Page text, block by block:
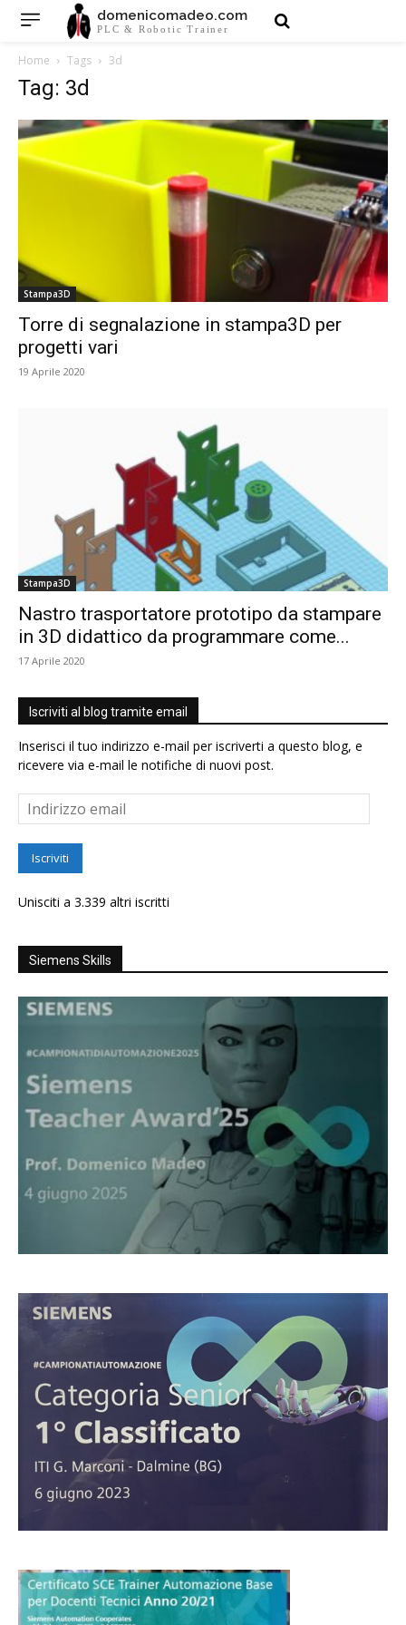
domenicomadeo.com
PLC & Robotic Trainer
Home Tags 3d
Tag: 3d
Stampa3D
Torre di segnalazione in stampa3D per
progetti vari
19 Aprile 2020
Stampa3D
Nastro trasportatore prototipo da stampare
in 3D didattico da programmare come...
17 Aprile 2020
Iscriviti al blog tramite email
Inserisci il tuo indirizzo e-mail per iscriverti a questo blog, e
ricevere via e-mail le notifiche di nuovi post.
Indirizzo
email
Iscriviti
Unisciti a 3.339 altri iscritti
Siemens Skills